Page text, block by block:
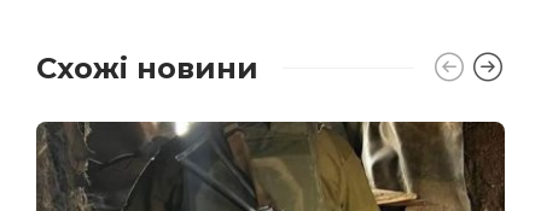
Схожі новини